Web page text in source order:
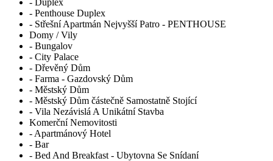
- Duplex
- Penthouse Duplex
- Střešní Apartmán Nejvyšší Patro - PENTHOUSE
Domy / Vily
- Bungalov
- City Palace
- Dřevěný Dům
- Farma - Gazdovský Dům
- Městský Dům
- Městský Dům částečně Samostatně Stojící
- Vila Nezávislá A Unikátní Stavba
Komerční Nemovitosti
- Apartmánový Hotel
- Bar
- Bed And Breakfast - Ubytovna Se Snídaní